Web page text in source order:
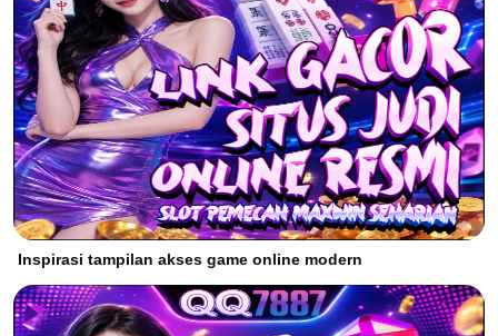
Inspirasi tampilan akses game online modern